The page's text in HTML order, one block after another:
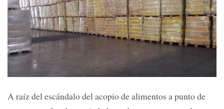
A raíz del escándalo del acopio de alimentos a punto de